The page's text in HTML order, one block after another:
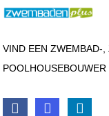
VIND EEN ZWEMBAD-